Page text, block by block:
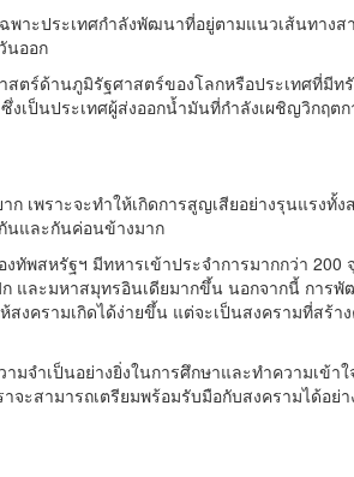
าะประเทศกำลังพัฒนาที่อยู่ตามแนวเส้นทางส
นออก
ตร์ด้านภูมิรัฐศาสตร์ของโลกหรือประเทศที่มีท
งเป็นประเทศผู้ส่งออกน้ำมันที่กำลังเผชิญวิกฤต
เพราะจะทำให้เกิดการสูญเสียอย่างรุนแรงทั้ง
นและกันค่อนข้างมาก
ทัพสหรัฐฯ มีทหารเข้าประจำการมากกว่า 200
และมหาสมุทรอินเดียมากขึ้น นอกจากนี้ การ
งครามเกิดได้ง่ายขึ้น แต่จะเป็นสงครามที่สร้า
ามจำเป็นอย่างยิ่งในการศึกษาและทำความเข้า
ะสามารถเตรียมพร้อมรับมือกับสงครามได้อย่า